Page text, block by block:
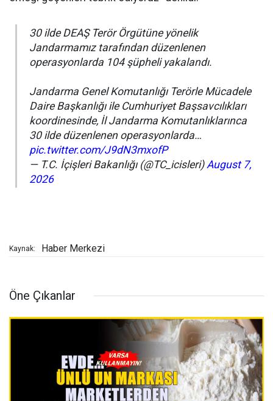
30 ilde DEAŞ Terör Örgütüne yönelik
Jandarmamız tarafından düzenlenen
operasyonlarda 104 şüpheli yakalandı.
Jandarma Genel Komutanlığı Terörle Mücadele
Daire Başkanlığı ile Cumhuriyet Başsavcılıkları
koordinesinde, İl Jandarma Komutanlıklarınca
30 ilde düzenlenen operasyonlarda…
pic.twitter.com/J9dN3mxofP
— T.C. İçişleri Bakanlığı (@TC_icisleri)August 7,
2026
Kaynak: Haber Merkezi
Öne Çıkanlar